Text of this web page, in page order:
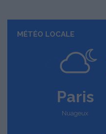
MÉTÉO LOCALE
Paris
Nuageux